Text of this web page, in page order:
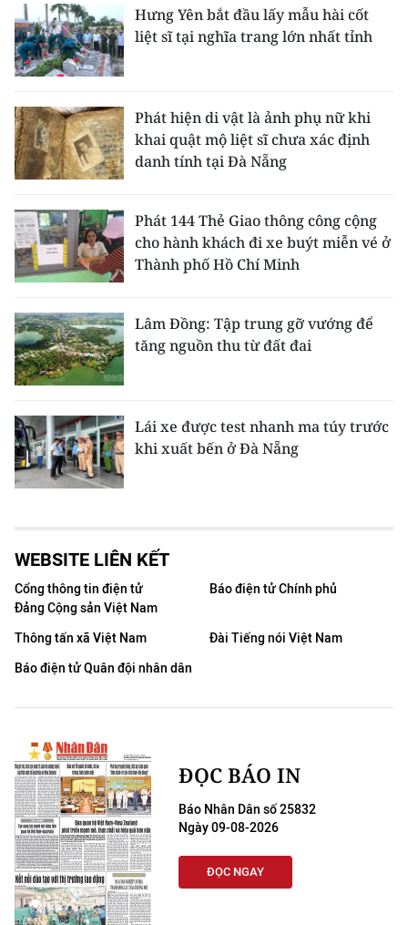
Hưng Yên bắt đầu lấy mẫu hài cốt
liệt sĩ tại nghĩa trang lớn nhất tỉnh
Phát hiện di vật là ảnh phụ nữ khi
khai quật mộ liệt sĩ chưa xác định
danh tính tại Đà Nẵng
Phát 144 Thẻ Giao thông công cộng
cho hành khách đi xe buýt miễn vé ở
Thành phố Hồ Chí Minh
Lâm Đồng: Tập trung gỡ vướng để
tăng nguồn thu từ đất đai
Lái xe được test nhanh ma túy trước
khi xuất bến ở Đà Nẵng
WEBSITE LIÊN KẾT
Cổng thông tin điện tử
Đảng Cộng sản Việt Nam
Báo điện tử Chính phủ
Thông tấn xã Việt Nam
Đài Tiếng nói Việt Nam
Báo điện tử Quân đội nhân dân
ĐỌC BÁO IN
Báo Nhân Dân số 25832
Ngày 09-08-2026
ĐỌC NGAY